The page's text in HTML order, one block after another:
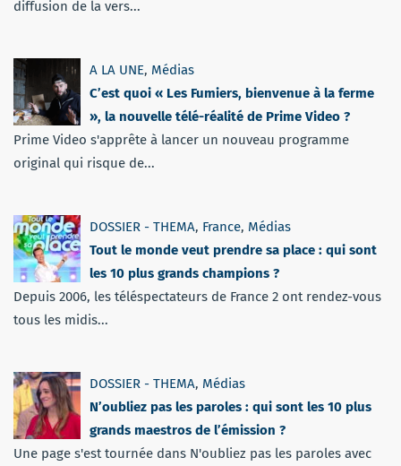
diffusion de la vers...
A LA UNE, Médias
C’est quoi « Les Fumiers, bienvenue à la ferme
», la nouvelle télé-réalité de Prime Video ?
Prime Video s'apprête à lancer un nouveau programme
original qui risque de...
DOSSIER - THEMA, France, Médias
Tout le monde veut prendre sa place : qui sont
les 10 plus grands champions ?
Depuis 2006, les téléspectateurs de France 2 ont rendez-vous
tous les midis...
DOSSIER - THEMA, Médias
N’oubliez pas les paroles : qui sont les 10 plus
grands maestros de l’émission ?
Une page s'est tournée dans N'oubliez pas les paroles avec